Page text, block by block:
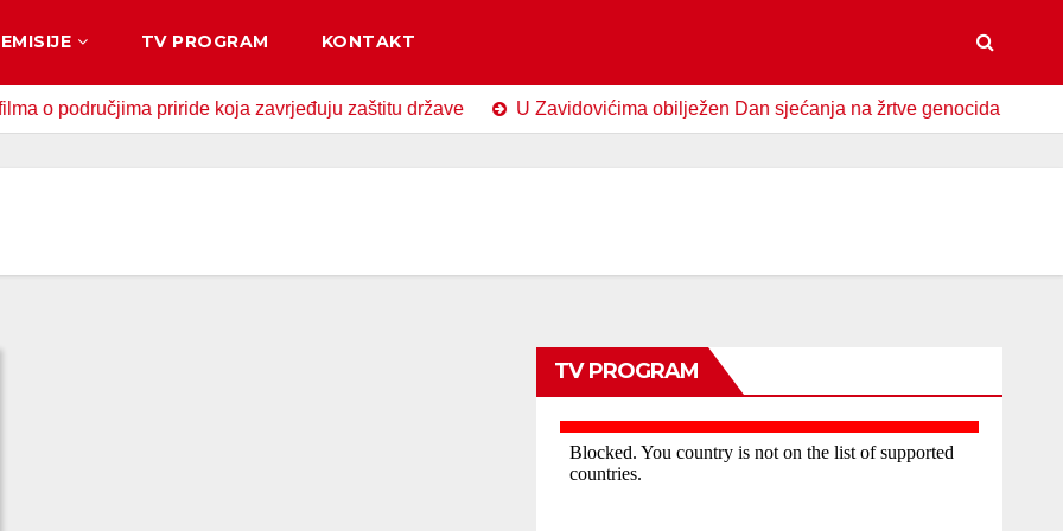
EMISIJE TV PROGRAM KONTAKT
priride koja zavrjeđuju zaštitu države U Zavidovićima obilježen Dan sjećanja na žrtve genocida u Srebrenici
TV PROGRAM